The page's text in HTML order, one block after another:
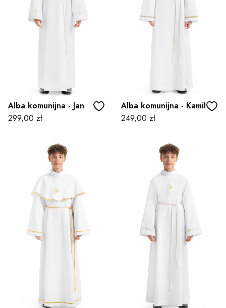
Alba komunijna - Jan
Cena
299,00 zł
Alba komunijna - Kamil
Cena
249,00 zł